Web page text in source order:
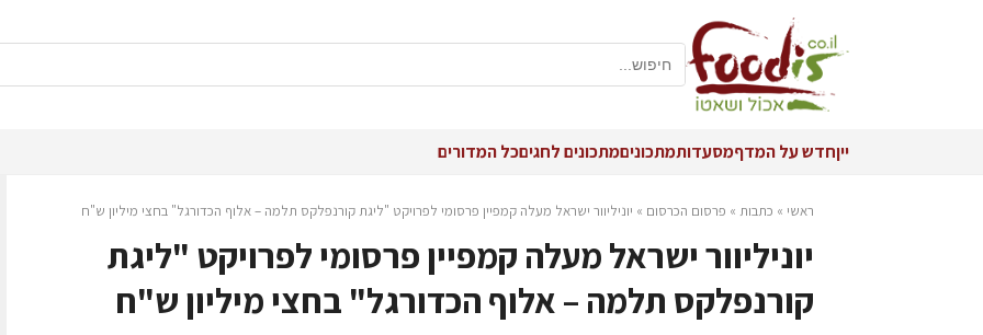
ייןחדש על המדףמסעדותמתכוניםמתכונים לחגיםכל המדורים
ראשי » כתבות » פרסום הכרסום » יוניליוור ישראל מעלה קמפיין פרסומי לפרויקט "ליגת קורנפלקס תלמה – אלוף הכדורגל" בחצי מיליון ש"ח
יוניליוור ישראל מעלה קמפיין פרסומי לפרויקט "ליגת
קורנפלקס תלמה – אלוף הכדורגל" בחצי מיליון ש"ח